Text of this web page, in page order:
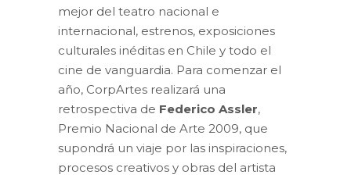
mejor del teatro nacional e
internacional, estrenos, exposiciones
culturales inéditas en Chile y todo el
cine de vanguardia. Para comenzar el
año, CorpArtes realizará una
retrospectiva de Federico Assler,
Premio Nacional de Arte 2009, que
supondrá un viaje por las inspiraciones,
procesos creativos y obras del artista